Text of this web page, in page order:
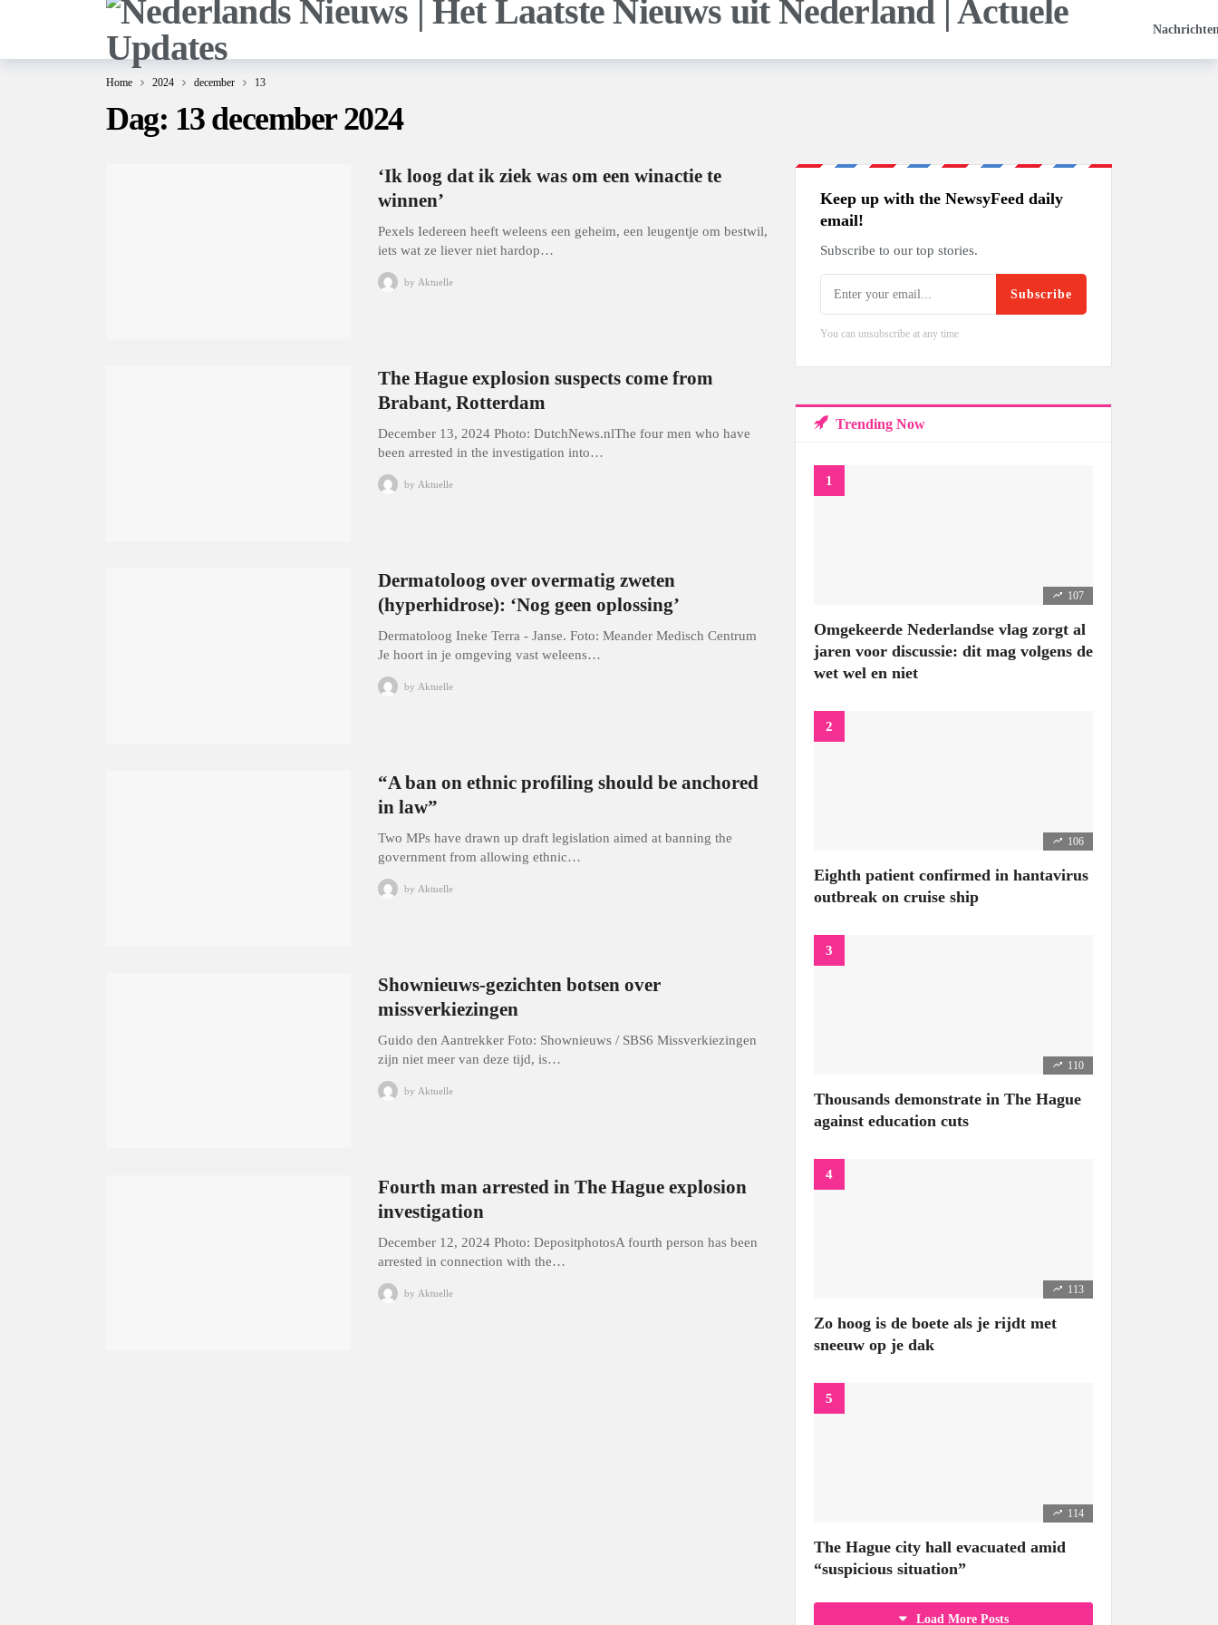
Home 2024 december 13
Dag: 13 december 2024
‘Ik loog dat ik ziek was om een winactie te
winnen’
Pexels Iedereen heeft weleens een geheim, een leugentje om bestwil,
iets wat ze liever niet hardop…
by Aktuelle
The Hague explosion suspects come from
Brabant, Rotterdam
December 13, 2024 Photo: DutchNews.nlThe four men who have
been arrested in the investigation into…
by Aktuelle
Dermatoloog over overmatig zweten
(hyperhidrose): ‘Nog geen oplossing’
Dermatoloog Ineke Terra - Janse. Foto: Meander Medisch Centrum
Je hoort in je omgeving vast weleens…
by Aktuelle
“A ban on ethnic profiling should be anchored
in law”
Two MPs have drawn up draft legislation aimed at banning the
government from allowing ethnic…
by Aktuelle
Shownieuws-gezichten botsen over
missverkiezingen
Guido den Aantrekker Foto: Shownieuws / SBS6 Missverkiezingen
zijn niet meer van deze tijd, is…
by Aktuelle
Fourth man arrested in The Hague explosion
investigation
December 12, 2024 Photo: DepositphotosA fourth person has been
arrested in connection with the…
by Aktuelle
Keep up with the NewsyFeed daily
email!
Subscribe to our top stories.
Subscribe
You can unsubscribe at any time
Trending Now
107
Omgekeerde Nederlandse vlag zorgt al
jaren voor discussie: dit mag volgens de
wet wel en niet
106
Eighth patient confirmed in hantavirus
outbreak on cruise ship
110
Thousands demonstrate in The Hague
against education cuts
113
Zo hoog is de boete als je rijdt met
sneeuw op je dak
114
The Hague city hall evacuated amid
“suspicious situation”
Load More Posts